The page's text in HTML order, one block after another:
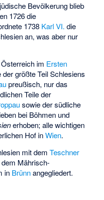
Bevölkerung blieb
1726 die
1738 Karl VI. die
an, was aber nur
im Ersten
der größte Teil Schlesiens
preußisch, nur das
Teile der
sowie der südliche
bei Böhmen und
erhoben; alle wichtigen
Hof inWien.
mit demTeschner
dem Mährisch-
in Brünnangegliedert.